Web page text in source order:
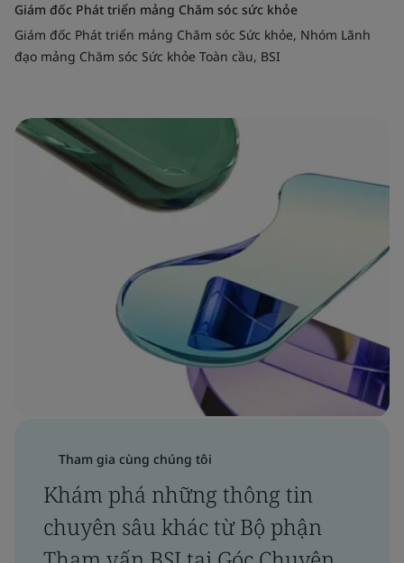
Giám đốc Phát triển mảng Chăm sóc sức khỏe
Giám đốc Phát triển mảng Chăm sóc Sức khỏe, Nhóm Lãnh
đạo mảng Chăm sóc Sức khỏe Toàn cầu, BSI
Tham gia cùng chúng tôi
Khám phá những thông tin
chuyên sâu khác từ Bộ phận